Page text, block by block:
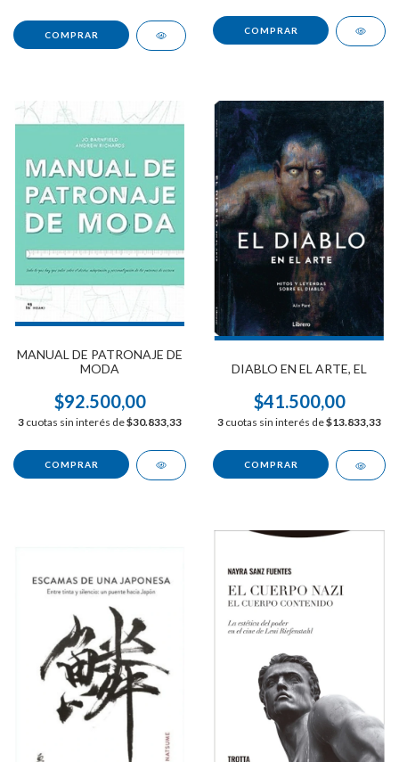
MANUAL DE PATRONAJE DE
MODA
$92.500,00
3 cuotas sin interés de$30.833,33
DIABLO EN EL ARTE, EL
$41.500,00
3 cuotas sin interés de$13.833,33